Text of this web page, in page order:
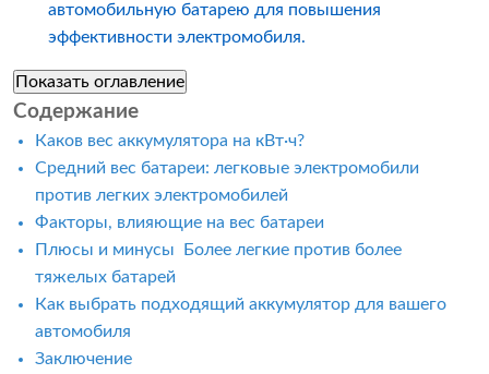
автомобильную батарею для повышения
эффективности электромобиля.
Показать оглавление
Содержание
Каков вес аккумулятора на кВт·ч?
Средний вес батареи: легковые электромобили
против легких электромобилей
Факторы, влияющие на вес батареи
Плюсы и минусы
Более легкие против более
тяжелых батарей
Как выбрать подходящий аккумулятор для вашего
автомобиля
Заключение